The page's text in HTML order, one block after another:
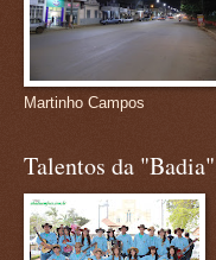
Martinho Campos
Talentos da "Badia"